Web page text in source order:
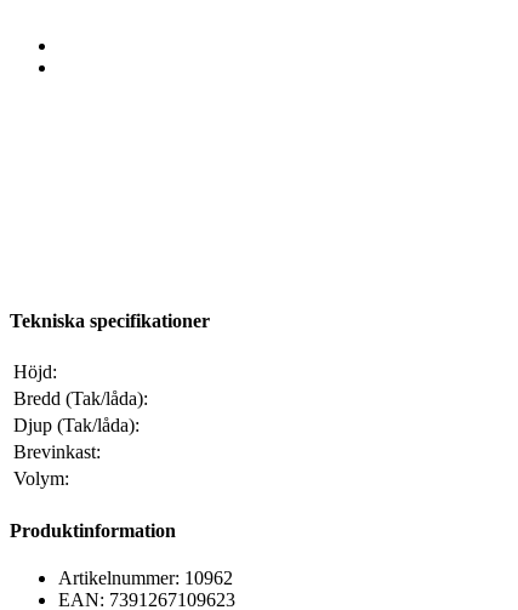
Tekniska specifikationer
Höjd:
Bredd (Tak/låda):
Djup (Tak/låda):
Brevinkast:
Volym:
Produktinformation
Artikelnummer: 10962
EAN: 7391267109623